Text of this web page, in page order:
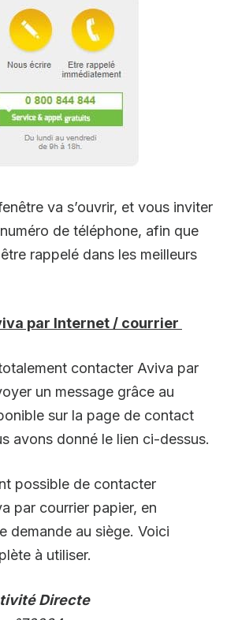
va s’ouvrir, et vous inviter
de téléphone, afin que
rappelé dans les meilleurs
par Internet / courrier
contacter Aviva par
un message grâce au
sur la page de contact
avons donné le lien ci-dessus.
possible de contacter
par courrier papier, en
demande au siège. Voici
à utiliser.
Directe